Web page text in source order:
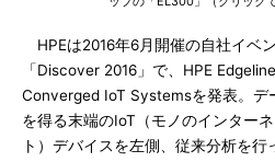
HPEは2016年6月開催の自社イベ
「Discover 2016」で、HPE Edgeline
Converged IoT Systemsを発表。デ
を得る末端のIoT（モノのインターネ
ト）デバイスを左側、従来分析を行